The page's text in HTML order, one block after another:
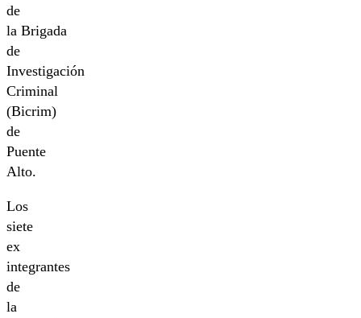
de
la Brigada
de
Investigación
Criminal
(Bicrim)
de
Puente
Alto.
Los
siete
ex
integrantes
de
la